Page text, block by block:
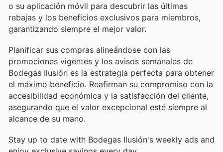
o su aplicación móvil para descubrir las últimas
rebajas y los beneficios exclusivos para miembros,
garantizando siempre el mejor valor.
Planificar sus compras alineándose con las
promociones vigentes y los avisos semanales de
Bodegas Ilusión es la estrategia perfecta para obtener
el máximo beneficio. Reafirman su compromiso con la
accesibilidad económica y la satisfacción del cliente,
asegurando que el valor excepcional esté siempre al
alcance de su mano.
Stay up to date with Bodegas Ilusión's weekly ads and